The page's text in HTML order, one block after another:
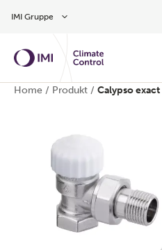
IMI Gruppe
Home / Produkt / Calypso exact